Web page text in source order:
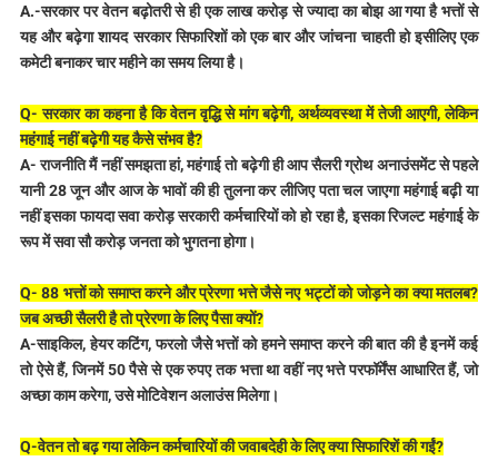
A.-सरकार पर वेतन बढ़ोतरी से ही एक लाख करोड़ से ज्यादा का बोझ आ गया है भत्तों से
यह और बढ़ेगा शायद सरकार सिफारिशों को एक बार और जांचना चाहती हो इसीलिए एक
कमेटी बनाकर चार महीने का समय लिया है।
Q- सरकार का कहना है कि वेतन वृद्धि से मांग बढ़ेगी, अर्थव्यवस्था में तेजी आएगी, लेकिन
महंगाई नहीं बढ़ेगी यह कैसे संभव है?
A- राजनीति मैं नहीं समझता हां, महंगाई तो बढ़ेगी ही आप सैलरी ग्रोथ अनाउंसमेंट से पहले
यानी 28 जून और आज के भावों की ही तुलना कर लीजिए पता चल जाएगा महंगाई बढ़ी या
नहीं इसका फायदा सवा करोड़ सरकारी कर्मचारियों को हो रहा है, इसका रिजल्ट महंगाई के
रूप में सवा सौ करोड़ जनता को भुगतना होगा।
Q- 88 भत्तों को समाप्त करने और प्रेरणा भत्ते जैसे नए भट्टों को जोड़ने का क्या मतलब?
जब अच्छी सैलरी है तो प्रेरणा के लिए पैसा क्यों?
A-साइकिल, हेयर कटिंग, फरलो जैसे भत्तों को हमने समाप्त करने की बात की है इनमें कई
तो ऐसे हैं, जिनमें 50 पैसे से एक रुपए तक भत्ता था वहीं नए भत्ते परफॉर्मेंस आधारित हैं, जो
अच्छा काम करेगा, उसे मोटिवेशन अलाउंस मिलेगा।
Q-वेतन तो बढ़ गया लेकिन कर्मचारियों की जवाबदेही के लिए क्या सिफारिशें की गईं?